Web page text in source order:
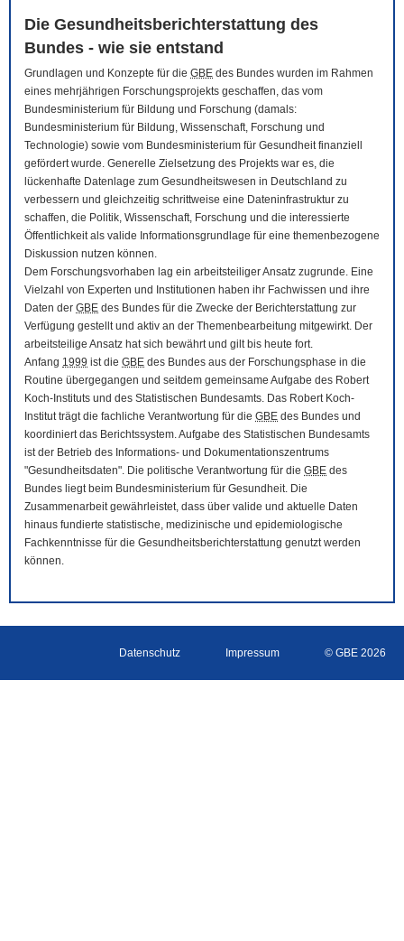
Die Gesundheitsberichterstattung des
Bundes - wie sie entstand
Grundlagen und Konzepte für die GBE des Bundes wurden im Rahmen
eines mehrjährigen Forschungsprojekts geschaffen, das vom
Bundesministerium für Bildung und Forschung (damals:
Bundesministerium für Bildung, Wissenschaft, Forschung und
Technologie) sowie vom Bundesministerium für Gesundheit finanziell
gefördert wurde. Generelle Zielsetzung des Projekts war es, die
lückenhafte Datenlage zum Gesundheitswesen in Deutschland zu
verbessern und gleichzeitig schrittweise eine Dateninfrastruktur zu
schaffen, die Politik, Wissenschaft, Forschung und die interessierte
Öffentlichkeit als valide Informationsgrundlage für eine themenbezogene
Diskussion nutzen können.
Dem Forschungsvorhaben lag ein arbeitsteiliger Ansatz zugrunde. Eine
Vielzahl von Experten und Institutionen haben ihr Fachwissen und ihre
Daten der GBE des Bundes für die Zwecke der Berichterstattung zur
Verfügung gestellt und aktiv an der Themenbearbeitung mitgewirkt. Der
arbeitsteilige Ansatz hat sich bewährt und gilt bis heute fort.
Anfang 1999 ist die GBE des Bundes aus der Forschungsphase in die
Routine übergegangen und seitdem gemeinsame Aufgabe des Robert
Koch-Instituts und des Statistischen Bundesamts. Das Robert Koch-
Institut trägt die fachliche Verantwortung für die GBE des Bundes und
koordiniert das Berichtssystem. Aufgabe des Statistischen Bundesamts
ist der Betrieb des Informations- und Dokumentationszentrums
"Gesundheitsdaten". Die politische Verantwortung für die GBE des
Bundes liegt beim Bundesministerium für Gesundheit. Die
Zusammenarbeit gewährleistet, dass über valide und aktuelle Daten
hinaus fundierte statistische, medizinische und epidemiologische
Fachkenntnisse für die Gesundheitsberichterstattung genutzt werden
können.
Datenschutz Impressum © GBE 2026